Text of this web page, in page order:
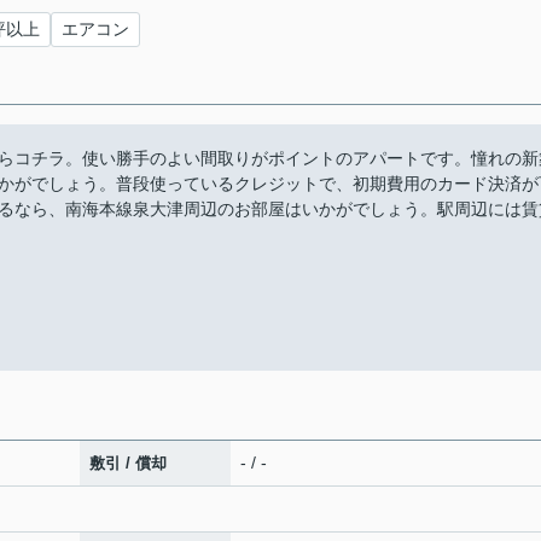
以上 エアコン
コチラ。使い勝手のよい間取りがポイントのアパートです。憧れの
がでしょう。普段使っているクレジットで、初期費用のカード決済
なら、南海本線泉大津周辺のお部屋はいかがでしょう。駅周辺には
敷引 / 償却 - / -